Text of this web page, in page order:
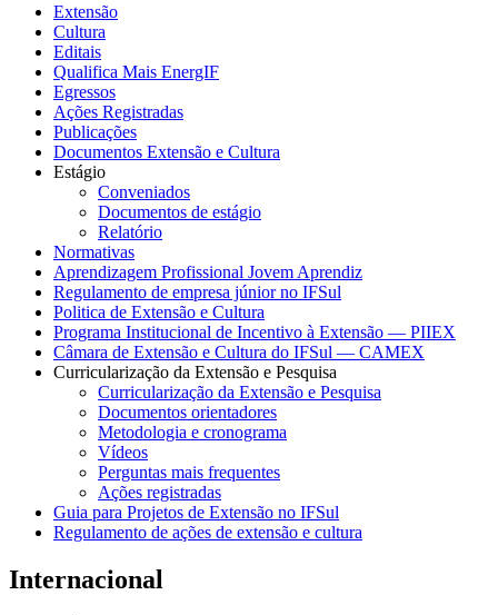
Extensão
Cultura
Editais
Qualifica Mais EnergIF
Egressos
Ações Registradas
Publicações
Documentos Extensão e Cultura
Estágio
Conveniados
Documentos de estágio
Relatório
Normativas
Aprendizagem Profissional Jovem Aprendiz
Regulamento de empresa júnior no IFSul
Politica de Extensão e Cultura
Programa Institucional de Incentivo à Extensão — PIIEX
Câmara de Extensão e Cultura do IFSul — CAMEX
Curricularização da Extensão e Pesquisa
Curricularização da Extensão e Pesquisa
Documentos orientadores
Metodologia e cronograma
Vídeos
Perguntas mais frequentes
Ações registradas
Guia para Projetos de Extensão no IFSul
Regulamento de ações de extensão e cultura
Internacional